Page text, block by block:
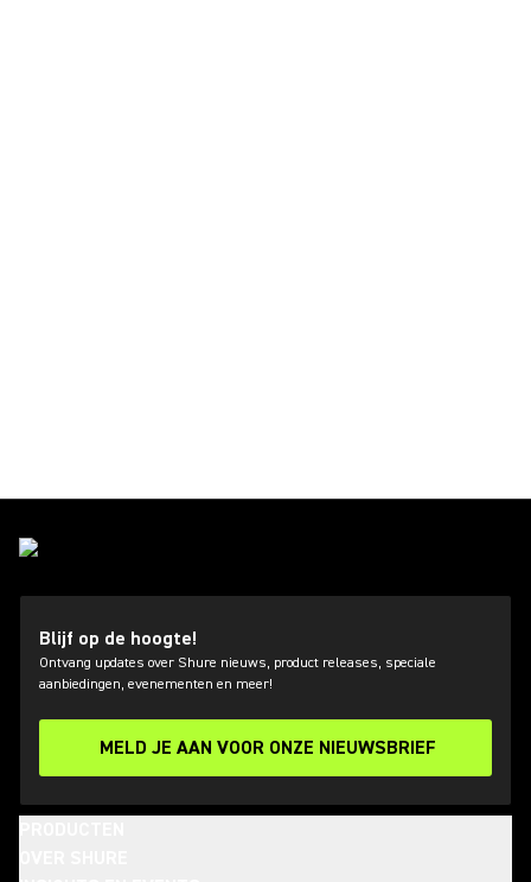
Blijf op de hoogte!
Ontvang updates over Shure nieuws, product releases, speciale
aanbiedingen, evenementen en meer!
MELD JE AAN VOOR ONZE NIEUWSBRIEF